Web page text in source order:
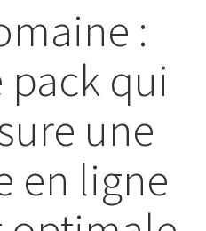
:
pack qui
une
en ligne